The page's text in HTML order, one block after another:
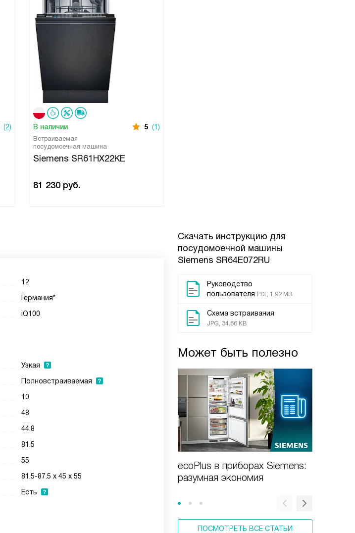
(2) В наличии 5 (1)
Встраиваемая
посудомоечная машина
Siemens SR61HX22KE
81 230 руб.
Скачать инструкцию для
посудомоечной машины
Siemens SR64E072RU
Руководство
пользователя PDF, 1.92 MB
Схема встраивания
JPG, 34.66 KB
Может быть полезно
ecoPlus в приборах Siemens:
разумная экономия
ПОСМОТРЕТЬ ВСЕ СТАТЬИ
12
Германия*
iQ100
Узкая
Полновстраиваемая
10
48
44.8
81.5
55
81.5-87.5 х 45 х 55
Есть